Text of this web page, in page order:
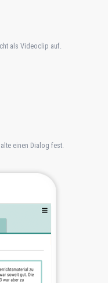
als Videoclip auf.
einen Dialog fest.